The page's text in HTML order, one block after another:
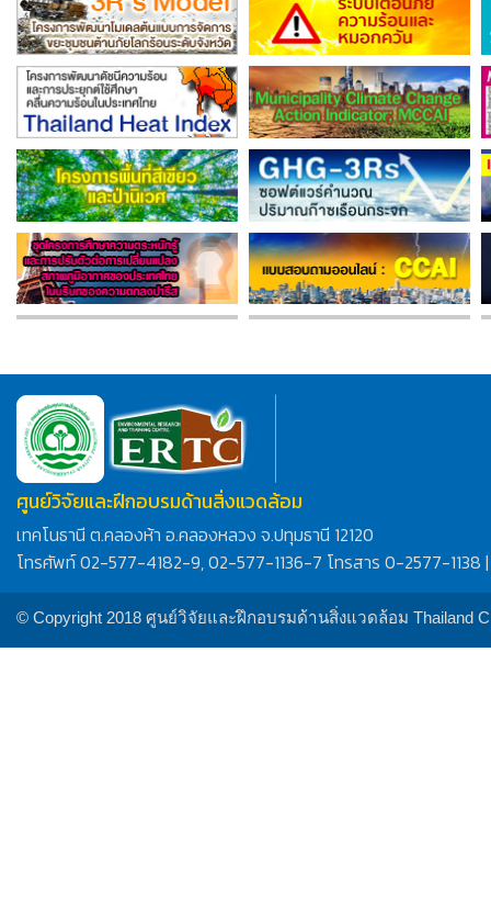
ศูนย์วิจัยและฝึกอบรมด้านสิ่งแวดล้อม
เทคโนธานี ต.คลองห้า อ.คลองหลวง จ.ปทุมธานี 12120
โทรศัพท์ 02-577-4182-9, 02-577-1136-7 โทรสาร 0-2577-1138
© Copyright 2018 ศูนย์วิจัยและฝึกอบรมด้านสิ่งแวดล้อม Thailand